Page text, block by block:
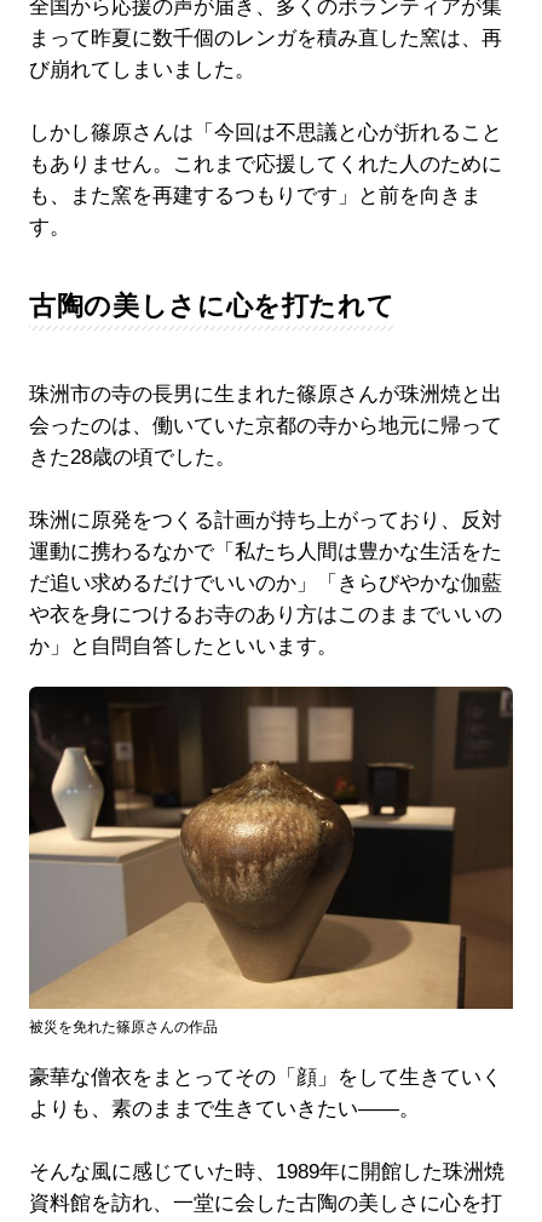
全国から応援の声が届き、多くのボランティアが集
まって昨夏に数千個のレンガを積み直した窯は、再
び崩れてしまいました。
しかし篠原さんは「今回は不思議と心が折れること
もありません。これまで応援してくれた人のために
も、また窯を再建するつもりです」と前を向きま
す。
古陶の美しさに心を打たれて
珠洲市の寺の長男に生まれた篠原さんが珠洲焼と出
会ったのは、働いていた京都の寺から地元に帰って
きた28歳の頃でした。
珠洲に原発をつくる計画が持ち上がっており、反対
運動に携わるなかで「私たち人間は豊かな生活をた
だ追い求めるだけでいいのか」「きらびやかな伽藍
や衣を身につけるお寺のあり方はこのままでいいの
か」と自問自答したといいます。
被災を免れた篠原さんの作品
豪華な僧衣をまとってその「顔」をして生きていく
よりも、素のままで生きていきたい――。
そんな風に感じていた時、1989年に開館した珠洲焼
資料館を訪れ、一堂に会した古陶の美しさに心を打